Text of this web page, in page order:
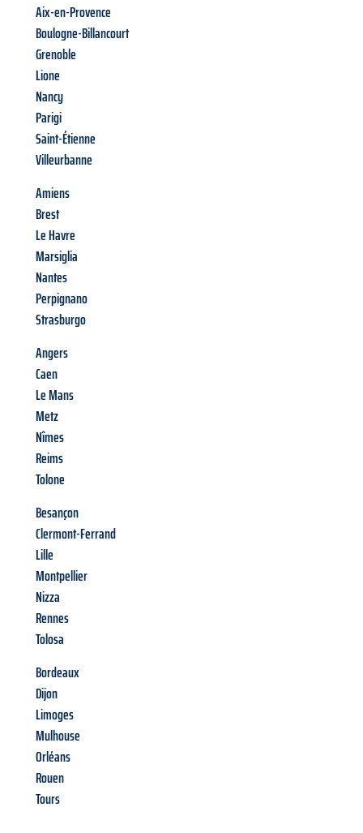
Aix-en-Provence
Boulogne-Billancourt
Grenoble
Lione
Nancy
Parigi
Saint-Étienne
Villeurbanne
Amiens
Brest
Le Havre
Marsiglia
Nantes
Perpignano
Strasburgo
Angers
Caen
Le Mans
Metz
Nîmes
Reims
Tolone
Besançon
Clermont-Ferrand
Lille
Montpellier
Nizza
Rennes
Tolosa
Bordeaux
Dijon
Limoges
Mulhouse
Orléans
Rouen
Tours